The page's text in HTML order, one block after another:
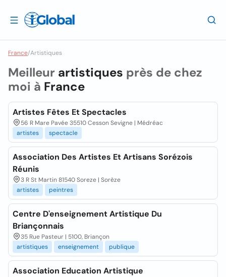
France/Artistiques
Meilleur artistiques près de chez
moi à France
Artistes Fêtes Et Spectacles
56 R Mare Pavée 35510 Cesson Sevigne | Médréac
artistes
spectacle
Association Des Artistes Et Artisans Sorézois
Réunis
3 R St Martin 81540 Soreze | Sorèze
artistes
peintres
Centre D'enseignement Artistique Du
Briançonnais
35 Rue Pasteur | 5100, Briançon
artistiques
enseignement publique
Association Education Artistique